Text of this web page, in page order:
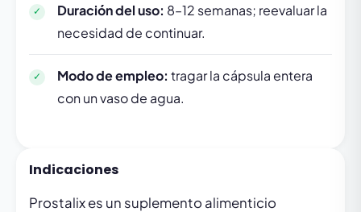
Duración del uso: 8–12 semanas; reevaluar la
necesidad de continuar.
Modo de empleo: tragar la cápsula entera
con un vaso de agua.
Indicaciones
Prostalix es un suplemento alimenticio